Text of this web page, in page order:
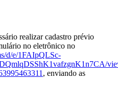
realizar cadastro prévio
no eletrônico no
d/e/1FAIpQLSc-
, enviando as